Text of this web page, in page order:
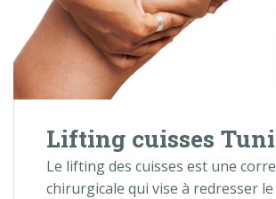
Lifting cuisses
Le lifting des cuisses est une
chirurgicale qui vise à redresser le